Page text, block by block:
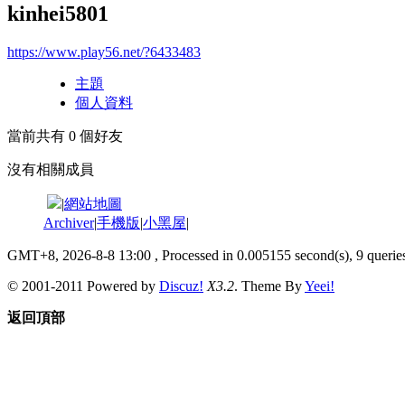
kinhei5801
https://www.play56.net/?6433483
主題
個人資料
當前共有 0 個好友
沒有相關成員
|網站地圖
Archiver|手機版|小黑屋|
GMT+8, 2026-8-8 13:00 , Processed in 0.005155 second(s), 9
© 2001-2011 Powered by Discuz! X3.2. Theme ByYeei!
返回頂部